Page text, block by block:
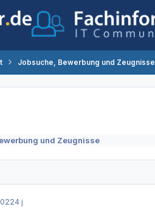
Jobsuche, Bewerbung und Zeugnisse
und Zeugnisse
24 j